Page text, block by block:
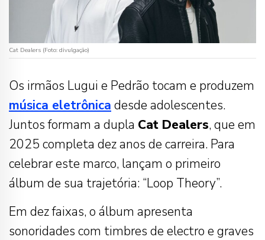
Cat Dealers (Foto: divulgação)
Os irmãos Lugui e Pedrão tocam e produzem
música eletrônica desde adolescentes.
Juntos formam a dupla Cat Dealers, que em
2025 completa dez anos de carreira. Para
celebrar este marco, lançam o primeiro
álbum de sua trajetória: “Loop Theory”.
Em dez faixas, o álbum apresenta
sonoridades com timbres de electro e graves